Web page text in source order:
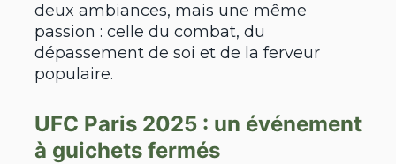
deux ambiances, mais une même
passion : celle du combat, du
dépassement de soi et de la ferveur
populaire.
UFC Paris 2025 : un événement
à guichets fermés